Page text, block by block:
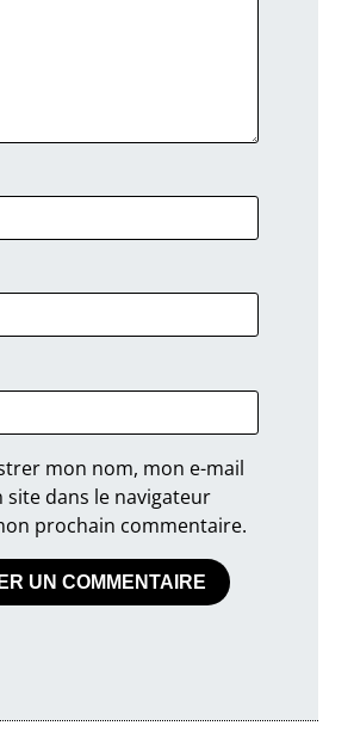
mon nom, mon e-mail
site dans le navigateur
prochain commentaire.